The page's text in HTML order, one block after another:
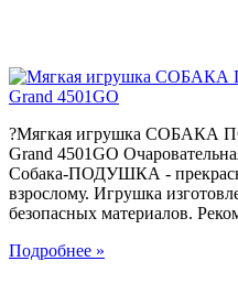
?Мягкая игрушка СОБАКА
Grand 4501GO
Собака-ПОДУШКА -
взрослому. Игрушка
безопасных материалов.
Подробнее »